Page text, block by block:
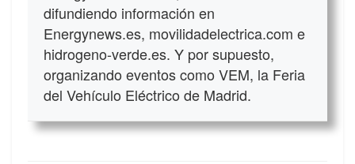
difundiendo información en
Energynews.es, movilidadelectrica.com e
hidrogeno-verde.es. Y por supuesto,
organizando eventos como VEM, la Feria
del Vehículo Eléctrico de Madrid.